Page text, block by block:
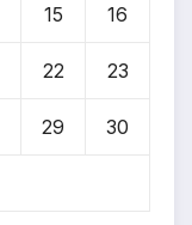
15 16
22 23
29 30